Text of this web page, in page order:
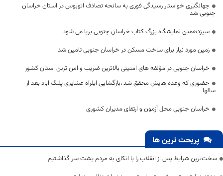
جهانگیری خواستار رسیدگی فوری به سانحه تصادف اتوبوس در استان خراسان
جنوبی شد
سیزدهمین نمایشگاه بزرگ کتاب خراسان جنوبی برپا می شود
زمین مورد نیاز برای ساخت مسکن در خراسان جنوبی تامین شد
خراسان جنوبی در مؤلفه های امنیتی بالاترین ضریب و امن ترین استان کشور
حضوری که وعده هایش محقق شد ،بازگشایی ایلراه عشایری پلنگ اباد بعد از
سالها
خراسان جنوبی محل آزمون و ارتقای مدیران کشوری
پربحث ترین ها
سخت‌ترین شرایط پس از انقلاب را با اتکای به مردم پشت سر گذاشتیم